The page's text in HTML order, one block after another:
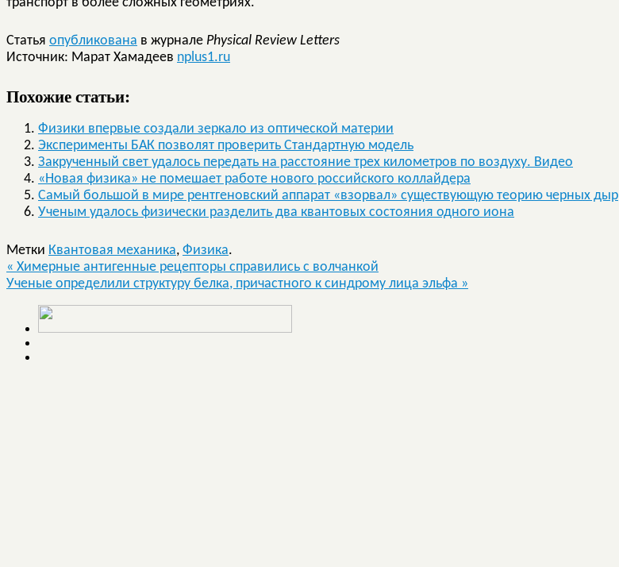
Статья опубликована в журнале Physical Review Letters
Источник: Марат Хамадеев nplus1.ru
Похожие статьи:
Физики впервые создали зеркало из оптической материи
Эксперименты БАК позволят проверить Стандартную модель
Закрученный свет удалось передать на расстояние трех километров по воздуху. Видео
«Новая физика» не помешает работе нового российского коллайдера
Самый большой в мире рентгеновский аппарат «взорвал» существующую теорию черных дыр
Ученым удалось физически разделить два квантовых состояния одного иона
Метки Квантовая механика, Физика.
« Химерные антигенные рецепторы справились с волчанкой
Ученые определили структуру белка, причастного к синдрому лица эльфа »